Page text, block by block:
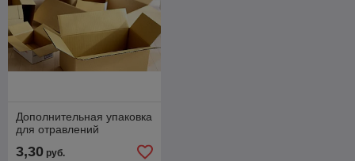
Дополнительная упаковка
для отравлений
3,30 руб.